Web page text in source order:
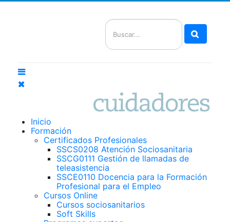
Inicio
Formación
Certificados Profesionales
SSCS0208 Atención Sociosanitaria
SSCG0111 Gestión de llamadas de
teleasistencia
SSCE0110 Docencia para la Formación
Profesional para el Empleo
Cursos Online
Cursos sociosanitarios
Soft Skills